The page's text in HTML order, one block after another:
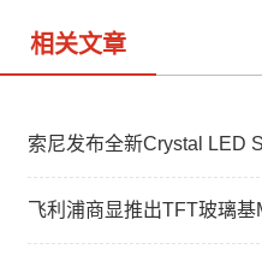
相关文章
索尼发布全新Crystal LED
飞利浦商显推出TFT玻璃基